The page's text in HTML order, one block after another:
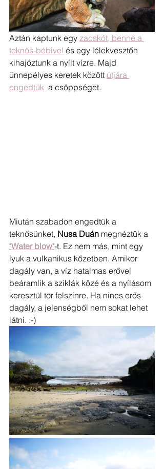
Aztán kaptunk egy zacskót, benne a
teknős-bébivel és egy lélekvesztőn
kihajóztunk a nyílt vízre. Majd
ünnepélyes keretek között útjára
engedtük a csöppséget.
Miután szabadon engedtük a
teknősünket, Nusa Duán megnéztük a
"Water blow"-t. Ez nem más, mint egy
lyuk a vulkanikus kőzetben. Amikor
dagály van, a víz hatalmas erővel
beáramlik a sziklák közé és a nyílásom
keresztül tör felszínre. Ha nincs erős
dagály, a jelenségből nem sokat lehet
látni. :-)